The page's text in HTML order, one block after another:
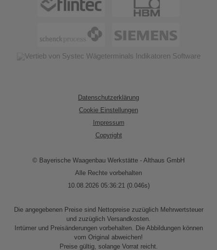
Datenschutzerklärung
Cookie Einstellungen
Impressum
Copyright
© Bayerische Waagenbau Werkstätte - Althaus GmbH
Alle Rechte vorbehalten
10.08.2026 05:36:21 (0.046s)
Die angegebenen Preise sind Nettopreise zuzüglich Mehrwertsteuer
und zuzüglich Versandkosten.
Irrtümer und Preisänderungen vorbehalten. Die Abbildungen können
vom Original abweichen!
Preise gültig, solange Vorrat reicht.